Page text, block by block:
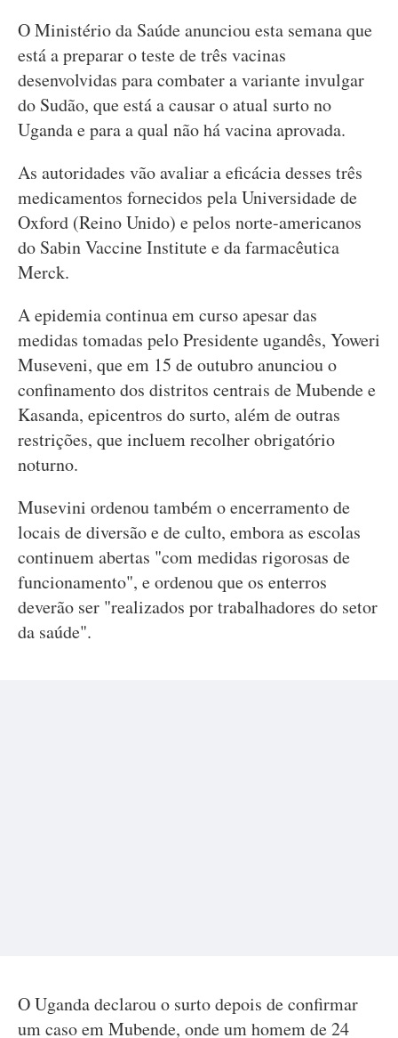
O Ministério da Saúde anunciou esta semana que
está a preparar o teste de três vacinas
desenvolvidas para combater a variante invulgar
do Sudão, que está a causar o atual surto no
Uganda e para a qual não há vacina aprovada.
As autoridades vão avaliar a eficácia desses três
medicamentos fornecidos pela Universidade de
Oxford (Reino Unido) e pelos norte-americanos
do Sabin Vaccine Institute e da farmacêutica
Merck.
A epidemia continua em curso apesar das
medidas tomadas pelo Presidente ugandês, Yoweri
Museveni, que em 15 de outubro anunciou o
confinamento dos distritos centrais de Mubende e
Kasanda, epicentros do surto, além de outras
restrições, que incluem recolher obrigatório
noturno.
Musevini ordenou também o encerramento de
locais de diversão e de culto, embora as escolas
continuem abertas "com medidas rigorosas de
funcionamento", e ordenou que os enterros
deverão ser "realizados por trabalhadores do setor
da saúde".
O Uganda declarou o surto depois de confirmar
um caso em Mubende, onde um homem de 24